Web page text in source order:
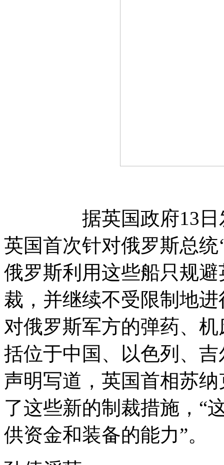
据英国政府13日发
英国首次针对俄罗斯总统
俄罗斯利用这些船只规
裁，并继续不受限制地
对俄罗斯军方的弹药、
括位于中国、以色列、
声明写道，英国首相苏
了这些新的制裁措施，“
供资金和装备的能力”。